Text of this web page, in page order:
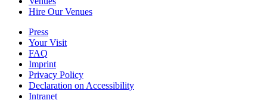
Hire Our Venues
Press
Your Visit
FAQ
Imprint
Privacy Policy
Declaration on Accessibility
Intranet